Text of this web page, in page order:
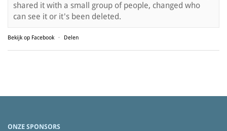
shared it with a small group of people, changed who
can see it or it's been deleted.
Bekijk op Facebook · Delen
ONZE SPONSORS